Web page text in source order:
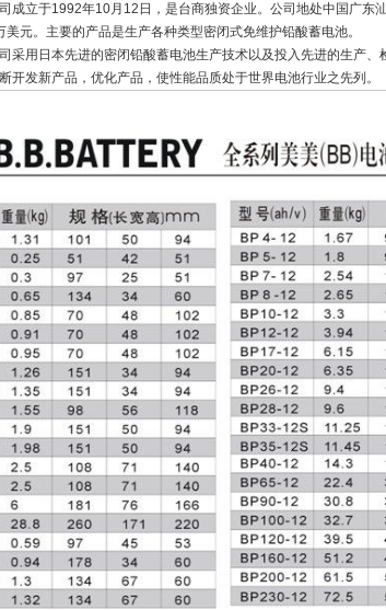
立于1992年10月12日，是台商独资企业。公司地处中国广东
元。主要的产品是生产各种类型密闭式免维护铅酸蓄电池。
用日本先进的密闭铅酸蓄电池生产技术以及投入先进的生产、
开发新产品，优化产品，使性能品质处于世界电池行业之先列。